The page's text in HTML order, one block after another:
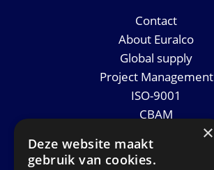
Contact
About Euralco
Global supply
Project Management
ISO-9001
CBAM
News
×
Deze website maakt
gebruik van cookies.